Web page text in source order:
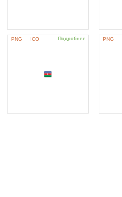
PNG ICO Подробнее PNG